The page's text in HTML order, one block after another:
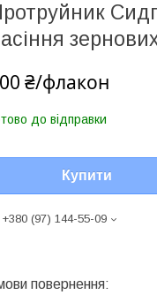
₴/флакон
до відправки
Купити
+380 (97) 144-55-09